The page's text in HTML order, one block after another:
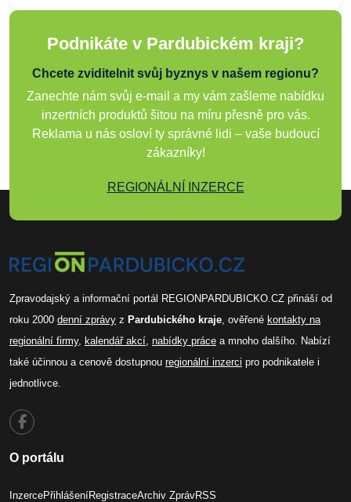
Podnikáte v Pardubickém kraji?
Chcete zviditelnit svůj byznys v našem regionu?
Zanechte nám svůj e-mail a my vám zašleme nabídku
inzertních produktů šitou na míru přesně pro vás.
Reklama u nás osloví ty správné lidi – vaše budoucí
zákazníky!
REGIONÁLNÍ INZERCE
Zpravodajský a informační portál REGIONPARDUBICKO.CZ přináší od
roku 2000 denní zprávy z Pardubického kraje , ověřené kontakty na
regionální firmy, kalendář akcí nabídky práce a mnoho dalšího. Nabízí
také účinnou a cenově dostupnou regionální inzerci pro podnikatele i
jednotlivce.
O portálu
InzercePřihlášeníRegistraceArchiv ZprávRSS